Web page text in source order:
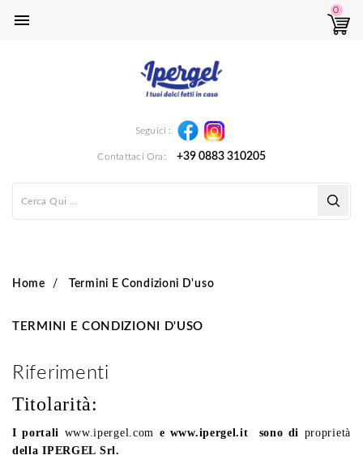

0
Seguici : Facebook
Contattaci Ora: +39 0883 310205
Home Termini E Condizioni D'uso
TERMINI E CONDIZIONI D'USO
Riferimenti
Titolarità:
I portali www.ipergel.com e www.ipergel.it sono di proprietà
dellaIPERGEL Srl.